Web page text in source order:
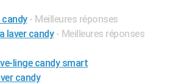
candy - Meilleures réponses
laver candy - Meilleures réponses
linge candy smart
candy